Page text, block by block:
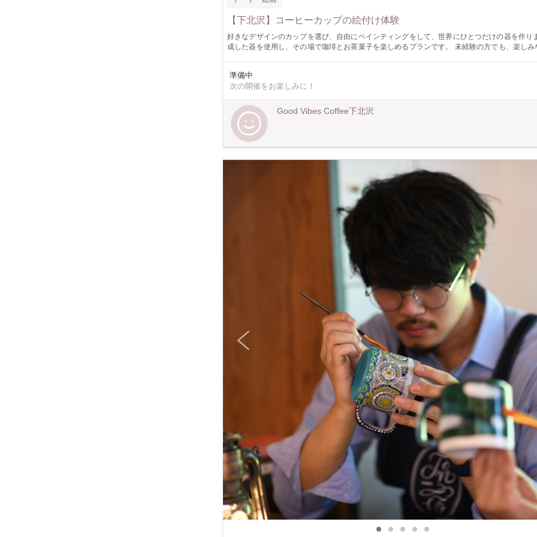
【下北沢】コーヒーカップの絵付け体験
好きなデザインのカップを選び、自由にペインティングをして、世界にひとつだけの器を作りま
成した器を使用し、その場で珈琲とお茶菓子を楽しめるプランです。 未経験の方でも、楽しみ
ます
準備中
次の開催をお楽しみに！
Good Vibes Coffee下北沢